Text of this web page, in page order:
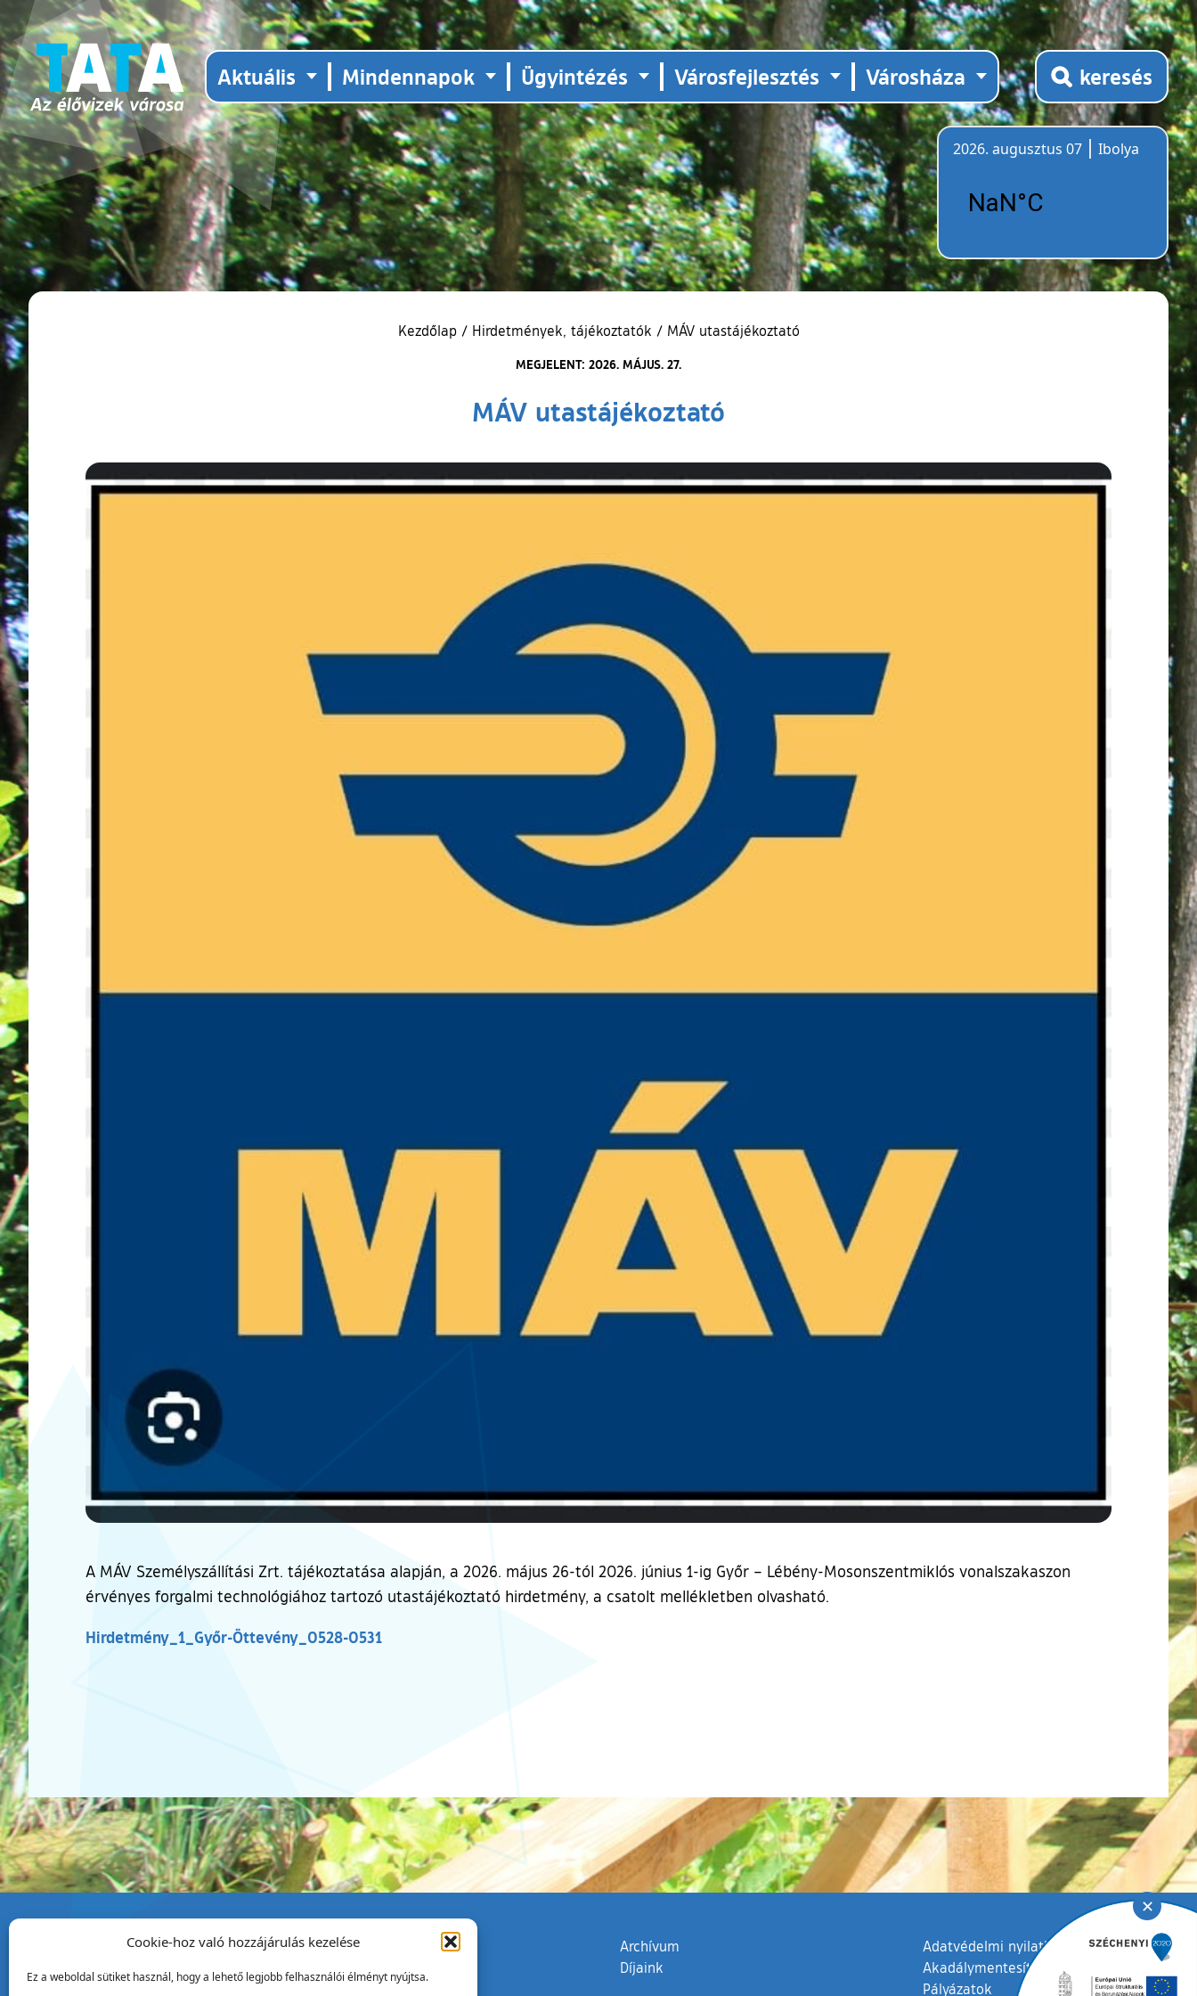
Cookie-hoz való hozzájárulás kezelése
Ez a weboldal sütiket használ, hogy a lehető legjobb felhasználói élményt nyújtsa.
Aktuális Mindennapok Ügyintézés Városfejlesztés Városháza keresés
2026. augusztus 07
Ibolya
Kezdőlap / Hirdetmények, tájékoztatók / MÁV utastájékoztató
MEGJELENT: 2026. MÁJUS. 27.
MÁV utastájékoztató
A MÁV Személyszállítási Zrt. tájékoztatása alapján, a 2026. május 26-tól 2026. június 1-ig Győr – Lébény-Mosonszentmiklós vonalszakaszon
érvényes forgalmi technológiához tartozó utastájékoztató hirdetmény, a csatolt mellékletben olvasható.
Hirdetmény_1_Győr-Öttevény_0528-0531
Tata Város Önkormányzata
2890 Tata, Kossuth tér 1.
Archívum
Díjaink
Adatvédelmi nyilatkozat
Akadálymentesítési nyilatkozat
Pályázatok
✕